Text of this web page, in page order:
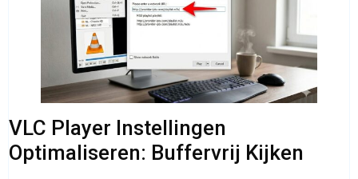
VLC Player Instellingen
Optimaliseren: Buffervrij Kijken